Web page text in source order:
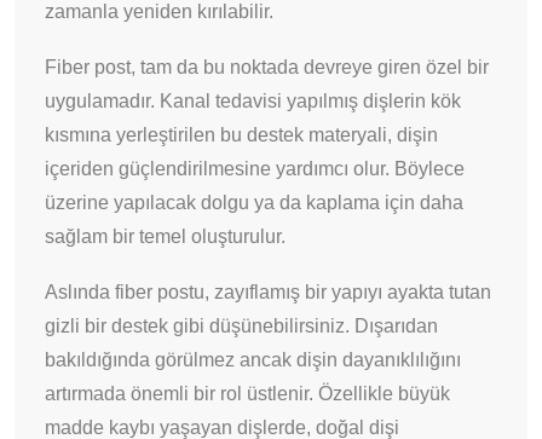
zamanla yeniden kırılabilir.
Fiber post, tam da bu noktada devreye giren özel bir
uygulamadır. Kanal tedavisi yapılmış dişlerin kök
kısmına yerleştirilen bu destek materyali, dişin
içeriden güçlendirilmesine yardımcı olur. Böylece
üzerine yapılacak dolgu ya da kaplama için daha
sağlam bir temel oluşturulur.
Aslında fiber postu, zayıflamış bir yapıyı ayakta tutan
gizli bir destek gibi düşünebilirsiniz. Dışarıdan
bakıldığında görülmez ancak dişin dayanıklılığını
artırmada önemli bir rol üstlenir. Özellikle büyük
madde kaybı yaşayan dişlerde, doğal dişi